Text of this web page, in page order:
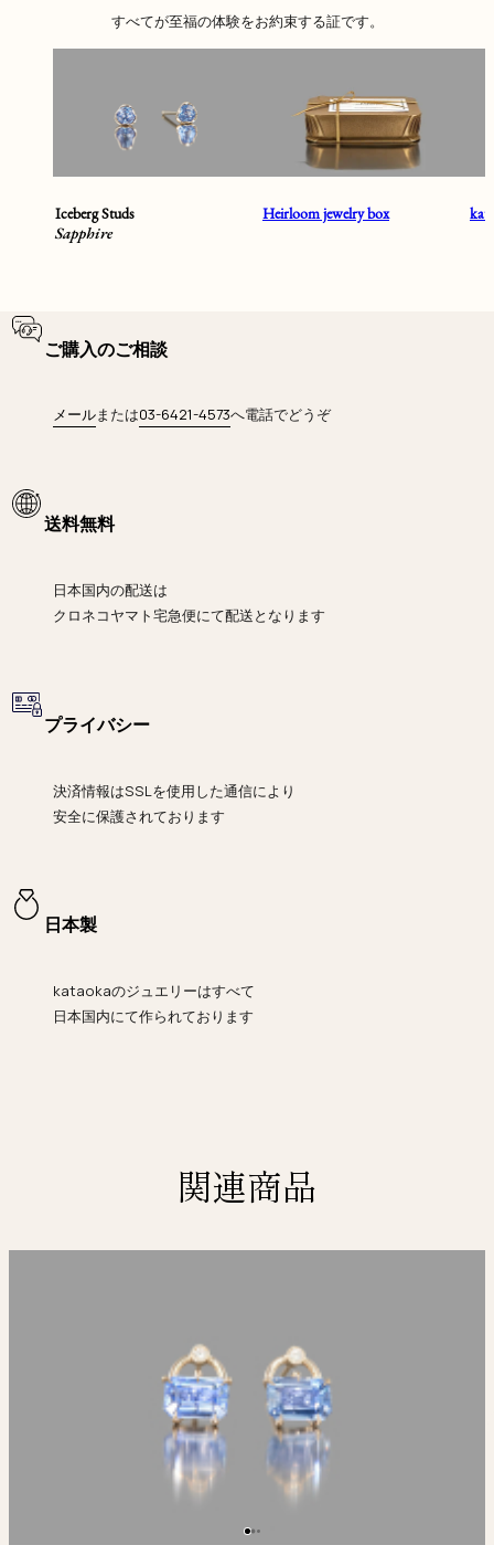
すべてが至福の体験をお約束する証です。
Iceberg Studs
Sapphire
Heirloom jewelry box
ご購入のご相談
メールまたは03-6421-4573へ電話でどうぞ
送料無料
日本国内の配送は
クロネコヤマト宅急便にて配送となります
プライバシー
決済情報はSSLを使用した通信により
安全に保護されております
日本製
kataokaのジュエリーはすべて
日本国内にて作られております
関連商品